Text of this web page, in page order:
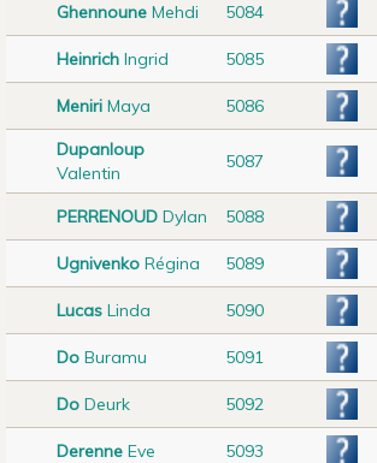
Ghennoune Mehdi 5084
Heinrich Ingrid 5085
Meniri Maya
5086
Dupanloup
Valentin
5087
PERRENOUD Dylan 5088
Ugnivenko Régina 5089
Lucas Linda 5090
Do Buramu 5091
Do Deurk 5092
Derenne Eve 5093